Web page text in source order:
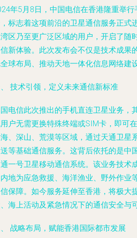
年5月8日，中国电信在香港隆重举
标志着这项前沿的卫星通信服务正式
区乃至更广泛区域的用户，开启了随
新体验。此次发布会不仅是技术成果
球布局、推动天地一体化信息网络建
技术引领，定义未来通信新标准
电信此次推出的手机直连卫星业务，
户无需更换特殊终端或SIM卡，即可
、深山、荒漠等区域，通过天通卫星
等基础通信服务。这背后依托的是中
一号卫星移动通信系统。该业务技术
地为应急救援、海洋渔业、野外作业
保障。如今服务延伸至香港，将极大
海上活动及紧急情况下的通信安全与
战略布局，赋能香港国际都市发展